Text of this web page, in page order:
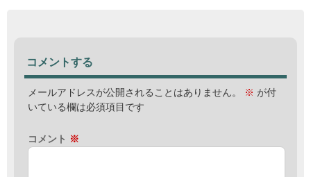
コメントする
メールアドレスが公開されることはありません。 ※ が付
いている欄は必須項目です
コメント ※